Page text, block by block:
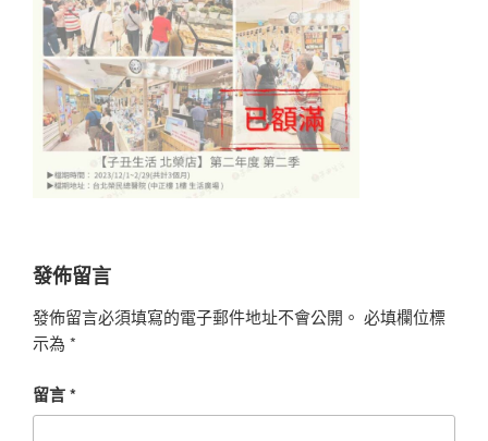
發佈留言
發佈留言必須填寫的電子郵件地址不會公開。 必填欄位標
示為 *
留言*